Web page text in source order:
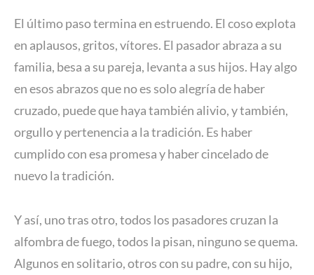
El último paso termina en estruendo. El coso explota
en aplausos, gritos, vítores. El pasador abraza a su
familia, besa a su pareja, levanta a sus hijos. Hay algo
en esos abrazos que no es solo alegría de haber
cruzado, puede que haya también alivio, y también,
orgullo y pertenencia a la tradición. Es haber
cumplido con esa promesa y haber cincelado de
nuevo la tradición.
Y así, uno tras otro, todos los pasadores cruzan la
alfombra de fuego, todos la pisan, ninguno se quema.
Algunos en solitario, otros con su padre, con su hijo,